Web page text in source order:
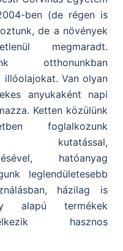
ben (de régen is
de a növények
megmaradt.
otthonunkban
illóolajokat. Van olyan
anyukaként napi
Ketten közülünk
foglalkozunk
hatóanyag
leglendületesebb
házilag is
alapú termékek
hasznos